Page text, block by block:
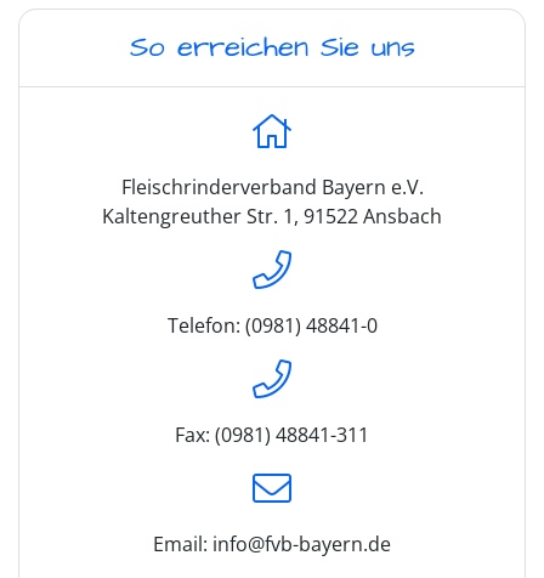
So erreichen Sie uns
Fleischrinderverband Bayern e.V.
Kaltengreuther Str. 1, 91522 Ansbach
Telefon: (0981) 48841-0
Fax: (0981) 48841-311
Email: info@fvb-bayern.de